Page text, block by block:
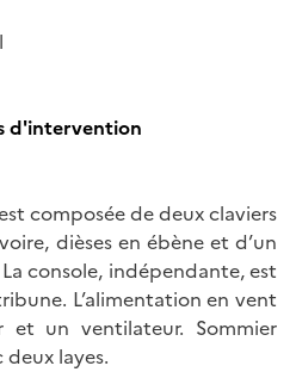
d'intervention
composée de deux claviers
dièses en ébène et d’un
console, indépendante, est
L’alimentation en vent
et un ventilateur. Sommier
layes.